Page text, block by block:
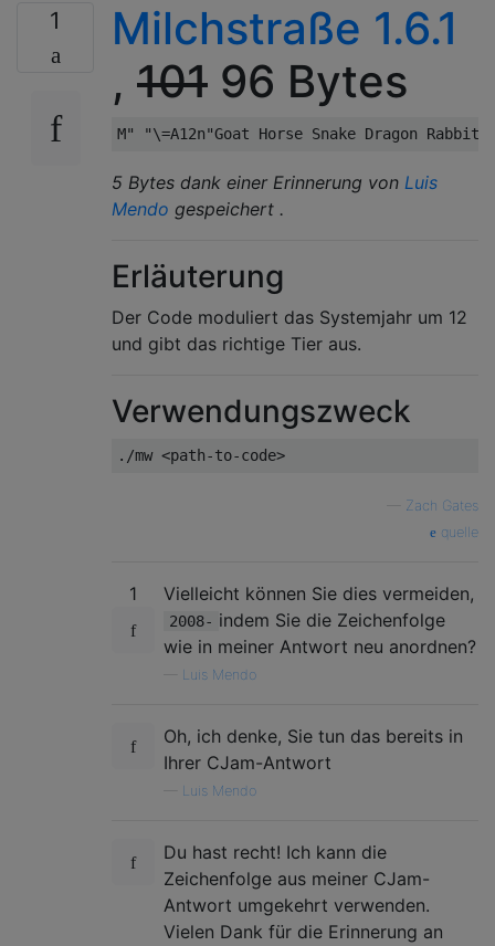
1
Milchstraße 1.6.1
, 101 96 Bytes
5 Bytes dank einer Erinnerung von Luis
Mendo gespeichert .
Erläuterung
Der Code moduliert das Systemjahr um 12
und gibt das richtige Tier aus.
Verwendungszweck
Zach Gates
quelle
1 Vielleicht können Sie dies vermeiden,
2008- indem Sie die Zeichenfolge
wie in meiner Antwort neu anordnen?
Luis Mendo
Oh, ich denke, Sie tun das bereits in
Ihrer CJam-Antwort
Luis Mendo
Du hast recht! Ich kann die
Zeichenfolge aus meiner CJam-
Antwort umgekehrt verwenden.
Vielen Dank für die Erinnerung an